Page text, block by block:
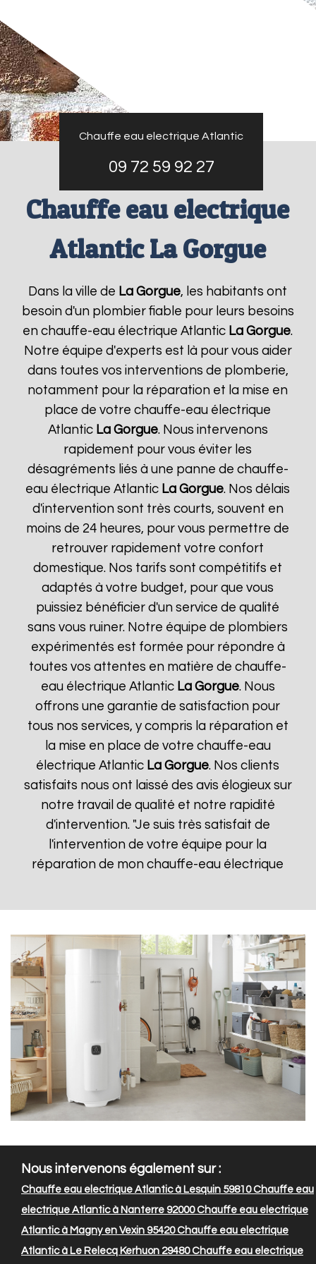
Chauffe eau electrique Atlantic
09 72 59 92 27
Chauffe eau electrique
Atlantic La Gorgue
Dans la ville de La Gorgue, les habitants ont
besoin d'un plombier fiable pour leurs besoins
en chauffe-eau électrique Atlantic La Gorgue.
Notre équipe d'experts est là pour vous aider
dans toutes vos interventions de plomberie,
notamment pour la réparation et la mise en
place de votre chauffe-eau électrique
Atlantic La Gorgue. Nous intervenons
rapidement pour vous éviter les
désagréments liés à une panne de chauffe-
eau électrique Atlantic La Gorgue. Nos délais
d'intervention sont très courts, souvent en
moins de 24 heures, pour vous permettre de
retrouver rapidement votre confort
domestique. Nos tarifs sont compétitifs et
adaptés à votre budget, pour que vous
puissiez bénéficier d'un service de qualité
sans vous ruiner. Notre équipe de plombiers
expérimentés est formée pour répondre à
toutes vos attentes en matière de chauffe-
eau électrique Atlantic La Gorgue. Nous
offrons une garantie de satisfaction pour
tous nos services, y compris la réparation et
la mise en place de votre chauffe-eau
électrique Atlantic La Gorgue. Nos clients
satisfaits nous ont laissé des avis élogieux sur
notre travail de qualité et notre rapidité
d'intervention. "Je suis très satisfait de
l'intervention de votre équipe pour la
réparation de mon chauffe-eau électrique
Nous intervenons également sur :
Chauffe eau electrique Atlantic à Lesquin 59810Chauffe eau
electrique Atlantic à Nanterre 92000Chauffe eau electrique
Atlantic à Magny en Vexin 95420Chauffe eau electrique
Atlantic à Le Relecq Kerhuon 29480Chauffe eau electrique